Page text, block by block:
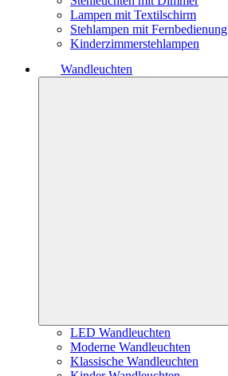
Lampen mit Textilschirm
Stehlampen mit Fernbedienung
Kinderzimmerstehlampen
Wandleuchten
LED Wandleuchten
Moderne Wandleuchten
Klassische Wandleuchten